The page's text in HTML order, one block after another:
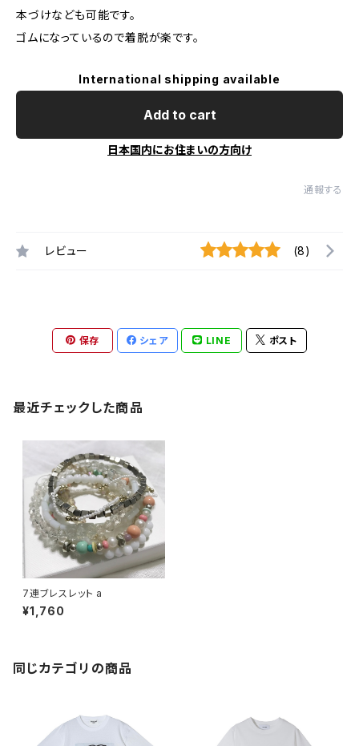
本づけなども可能です。
ゴムになっているので着脱が楽です。
International shipping available
Add to cart
日本国内にお住まいの方向け
通報する
レビュー (8)
保存 シェア LINE ポスト
最近チェックした商品
7連ブレスレット a
¥1,760
同じカテゴリの商品